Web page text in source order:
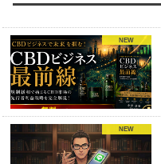
NEW
NEW